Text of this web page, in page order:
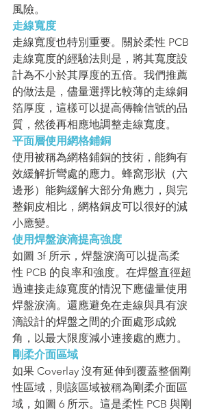
風險。
走線寬度
走線寬度也特別重要。關於柔性 PCB
走線寬度的經驗法則是，將其寬度設
計為不小於其厚度的五倍。我們推薦
的做法是，儘量選擇比較薄的走線銅
箔厚度，這樣可以提高傳輸信號的品
質，然後再相應地調整走線寬度。
平面層使用網格鋪銅
使用被稱為網格鋪銅的技術，能夠有
效緩解折彎處的應力。蜂窩形狀（六
邊形）能夠緩解大部分角應力，與完
整銅皮相比，網格銅皮可以很好的減
小應變。
使用焊盤淚滴提高強度
如圖 3f 所示，焊盤淚滴可以提高柔
性 PCB 的良率和強度。在焊盤直徑超
過連接走線寬度的情況下應儘量使用
焊盤淚滴。還應避免在走線與具有淚
滴設計的焊盤之間的介面處形成銳
角，以最大限度減小連接處的應力。
剛柔介面區域
如果 Coverlay 沒有延伸到覆蓋整個剛
性區域，則該區域被稱為剛柔介面區
域，如圖 6 所示。這是柔性 PCB 與剛